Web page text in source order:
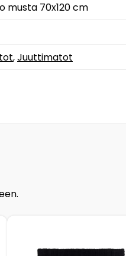
musta 70x120 cm
,Juuttimatot